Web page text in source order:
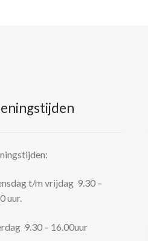
t/m vrijdag 9.30 –
uur.
9.30 – 16.00uur